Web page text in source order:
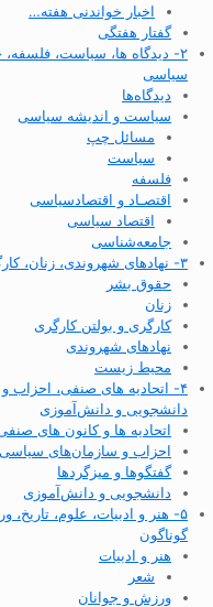
اخبار خواندنی هفته…
گفتار هفتگی
۲- دیدگاه ها، سیاست،
سیاسی
دیدگاه‌ها
سیاست و اندیشه سیاسی
مسائل چپ
سیاست
فلسفه
اقتصـاد و اقتصاد‌سیاسی
اقتصاد سیاسی
جامعه‌شناسی
۳- نهادهای شهروندی، زنان، کارگری، محیط زیست، و حقوق بشر
حقوق بشر
زنان
کارگری و بولتن کارگری
نهادهای شهروندی
محیط زیست
۴- اتحادیه های صنفی، احزاب
دانشجویی و دانش‌آموزی
اتحادیه ها و کانون های صنفی
احزاب و سازمان‌های سیاسی
گفتگوها و میزگردها
دانشجویی و دانش‌آموزی
۵- هنر و ادبیات، علوم،
گوناگون
هنر و ادبیات
شعر
ورزش و جوانان